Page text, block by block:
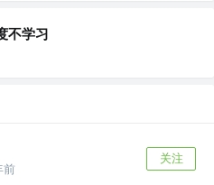
不学习
前
关注